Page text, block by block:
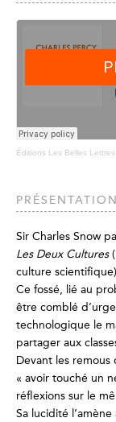
Éditions Les Belles Lettres
PRÉSENTATION
Sir Charles Snow
Les Deux Cultures
culture
Ce fossé, lié au
être comblé
technologique le
partager aux
Devant les
« avoir touché un
réflexions sur le
Sa lucidité